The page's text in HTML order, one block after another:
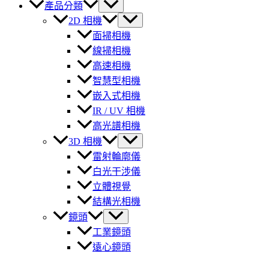
產品分類
2D 相機
面掃相機
線掃相機
高速相機
智慧型相機
嵌入式相機
IR / UV 相機
高光譜相機
3D 相機
雷射輪廓儀
白光干涉儀
立體視覺
結構光相機
鏡頭
工業鏡頭
遠心鏡頭